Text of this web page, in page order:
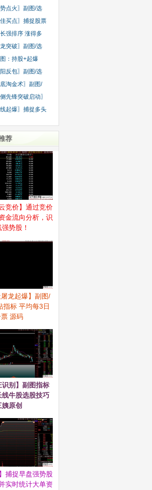
点火〗副图/选
买点〗捕捉股票
强排序 涨得多
突破〗副图/选
：持股+起爆
反包〗副图/选
淘金术〗副图/
先锋突破启动〗
起爆〗捕捉多头
荐
竞价】通过竞价
金流向分析，识
势股！
龙起爆】副图/
指标 平均每3日
源码
别】副图指标
线牛股选股技巧
原创
捕捉早盘强势股
实时统计大单资